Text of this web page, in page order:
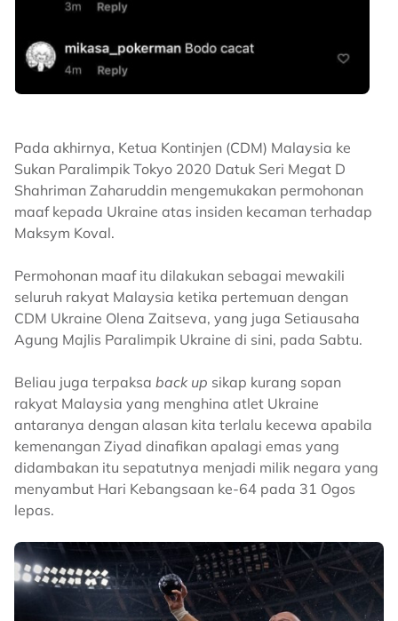
Pada akhirnya, Ketua Kontinjen (CDM) Malaysia ke
Sukan Paralimpik Tokyo 2020 Datuk Seri Megat D
Shahriman Zaharuddin mengemukakan permohonan
maaf kepada Ukraine atas insiden kecaman terhadap
Maksym Koval.
Permohonan maaf itu dilakukan sebagai mewakili
seluruh rakyat Malaysia ketika pertemuan dengan
CDM Ukraine Olena Zaitseva, yang juga Setiausaha
Agung Majlis Paralimpik Ukraine di sini, pada Sabtu.
Beliau juga terpaksa back up sikap kurang sopan
rakyat Malaysia yang menghina atlet Ukraine
antaranya dengan alasan kita terlalu kecewa apabila
kemenangan Ziyad dinafikan apalagi emas yang
didambakan itu sepatutnya menjadi milik negara yang
menyambut Hari Kebangsaan ke-64 pada 31 Ogos
lepas.